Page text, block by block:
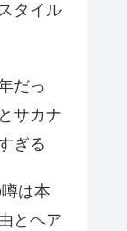
タイル
だっ
サカナ
ぎる
は本
とヘア